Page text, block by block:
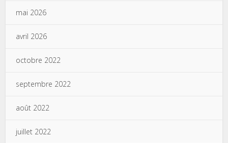
mai 2026
avril 2026
octobre 2022
septembre 2022
août 2022
juillet 2022